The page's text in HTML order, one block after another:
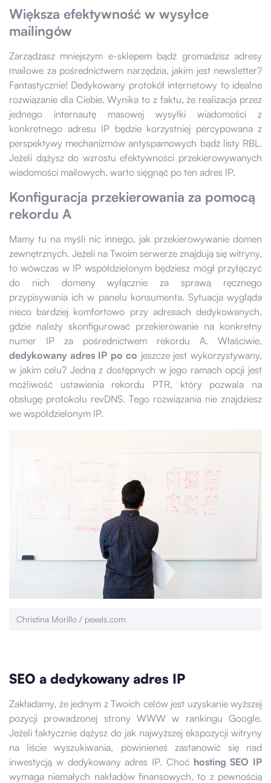
Większa efektywność w wysyłce
mailingów
Zarządzasz mniejszym e-sklepem bądź gromadzisz adresy
mailowe za pośrednictwem narzędzia, jakim jest newsletter?
Fantastycznie! Dedykowany protokół internetowy to idealne
rozwiązanie dla Ciebie. Wynika to z faktu, że realizacja przez
jednego internautę masowej wysyłki wiadomości z
konkretnego adresu IP będzie korzystniej percypowana z
perspektywy mechanizmów antyspamowych bądź listy RBL.
Jeżeli dążysz do wzrostu efektywności przekierowywanych
wiadomości mailowych, warto sięgnąć po ten adres IP.
Konfiguracja przekierowania za pomocą
rekordu A
Mamy tu na myśli nic innego, jak przekierowywanie domen
zewnętrznych. Jeżeli na Twoim serwerze znajdują się witryny,
to wówczas w IP współdzielonym będziesz mógł przyłączyć
do nich domeny wyłącznie za sprawą ręcznego
przypisywania ich w panelu konsumenta. Sytuacja wygląda
nieco bardziej komfortowo przy adresach dedykowanych,
gdzie należy skonfigurować przekierowanie na konkretny
numer IP za pośrednictwem rekordu A. Właściwie,
dedykowany adres IP po co jeszcze jest wykorzystywany,
w jakim celu? Jedną z dostępnych w jego ramach opcji jest
możliwość ustawienia rekordu PTR, który pozwala na
obsługę protokołu revDNS. Tego rozwiązania nie znajdziesz
we współdzielonym IP.
Christina Morillo / pexels.com
SEO a dedykowany adres IP
Zakładamy, że jednym z Twoich celów jest uzyskanie wyższej
pozycji prowadzonej strony WWW w rankingu Google.
Jeżeli faktycznie dążysz do jak najwyższej ekspozycji witryny
na liście wyszukiwania, powinieneś zastanowić się nad
inwestycją w dedykowany adres IP. Choć hosting SEO IP
wymaga niemałych nakładów finansowych, to z pewnością